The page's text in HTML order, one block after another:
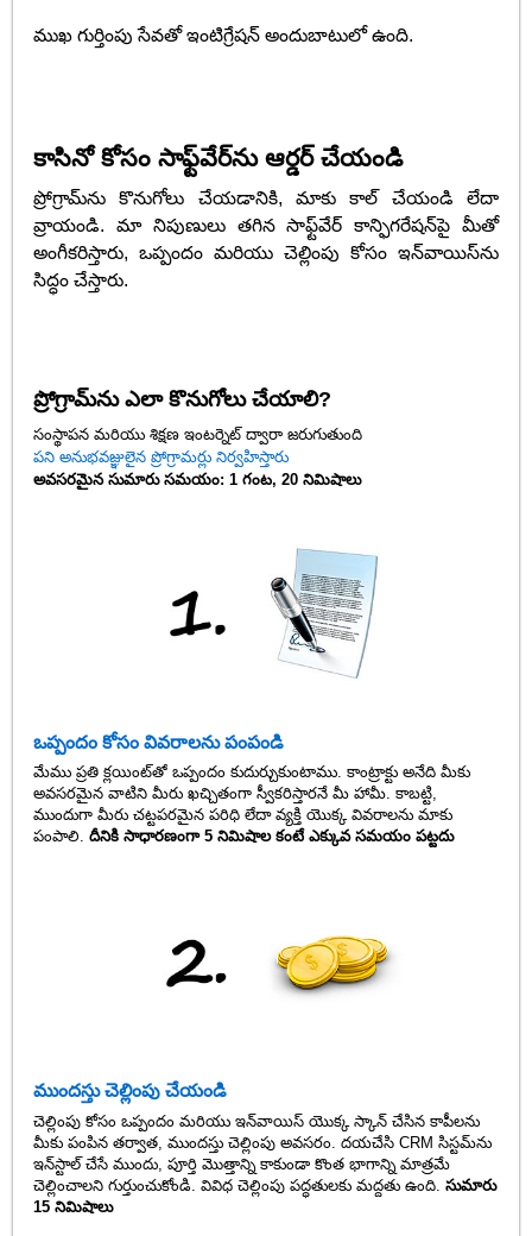
ముఖ గుర్తింపు సేవతో ఇంటిగ్రేషన్ అందుబాటులో ఉంది.
కాసినో కోసం సాఫ్ట్‌వేర్‌ను ఆర్డర్ చేయండి
ప్రోగ్రామ్‌ను కొనుగోలు చేయడానికి, మాకు కాల్ చేయండి లేదా
వ్రాయండి. మా నిపుణులు తగిన సాఫ్ట్‌వేర్ కాన్ఫిగరేషన్‌పై మీతో
అంగీకరిస్తారు, ఒప్పందం మరియు చెల్లింపు కోసం ఇన్‌వాయిస్‌ను
సిద్ధం చేస్తారు.
ప్రోగ్రామ్‌ను ఎలా కొనుగోలు చేయాలి?
సంస్థాపన మరియు శిక్షణ ఇంటర్నెట్ ద్వారా జరుగుతుంది
పని అనుభవజ్ఞులైన ప్రోగ్రామర్లు నిర్వహిస్తారు
అవసరమైన సుమారు సమయం: 1 గంట, 20 నిమిషాలు
ఒప్పందం కోసం వివరాలను పంపండి
మేము ప్రతి క్లయింట్‌తో ఒప్పందం కుదుర్చుకుంటాము. కాంట్రాక్టు అనేది మీకు
అవసరమైన వాటిని మీరు ఖచ్చితంగా స్వీకరిస్తారనే మీ హామీ. కాబట్టి,
ముందుగా మీరు చట్టపరమైన పరిధి లేదా వ్యక్తి యొక్క వివరాలను మాకు
పంపాలి.దీనికి సాధారణంగా 5 నిమిషాల కంటే ఎక్కువ సమయం పట్టదు
ముందస్తు చెల్లింపు చేయండి
చెల్లింపు కోసం ఒప్పందం మరియు ఇన్‌వాయిస్ యొక్క స్కాన్ చేసిన కాపీలను
మీకు పంపిన తర్వాత, ముందస్తు చెల్లింపు అవసరం. దయచేసి CRM సిస్టమ్‌ను
ఇన్‌స్టాల్ చేసే ముందు, పూర్తి మొత్తాన్ని కాకుండా కొంత భాగాన్ని మాత్రమే
చెల్లించాలని గుర్తుంచుకోండి. వివిధ చెల్లింపు పద్ధతులకు మద్దతు ఉంది.సుమారు
15 నిమిషాలు